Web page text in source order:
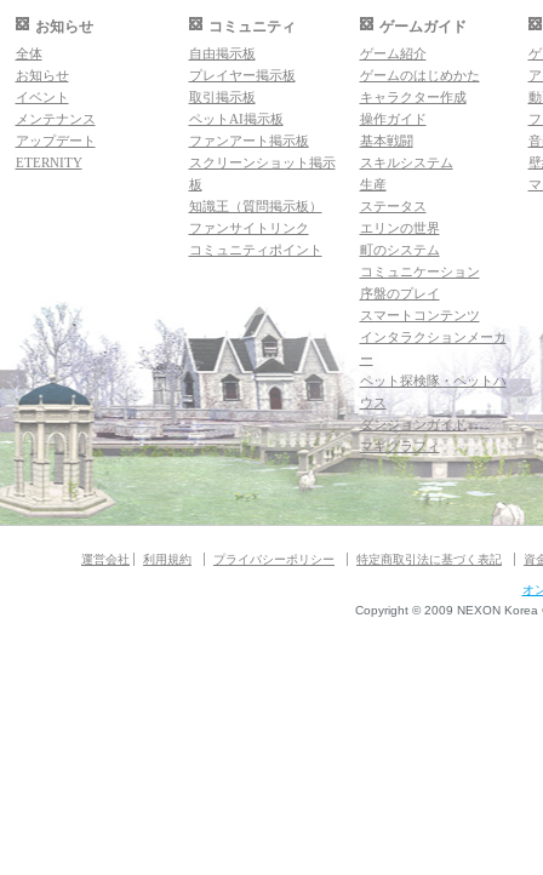
お知らせ
全体
お知らせ
イベント
メンテナンス
アップデート
ETERNITY
コミュニティ
自由掲示板
プレイヤー掲示板
取引掲示板
ペットAI掲示板
ファンアート掲示板
スクリーンショット掲示
板
知識王（質問掲示板）
ファンサイトリンク
コミュニティポイント
ゲームガイド
ゲーム紹介
ゲームのはじめかた
キャラクター作成
操作ガイド
基本戦闘
スキルシステム
生産
ステータス
エリンの世界
町のシステム
コミュニケーション
序盤のプレイ
スマートコンテンツ
インタラクションメーカ
ー
ペット探検隊・ペットハ
ウス
ダンジョンガイド
マギグラフィ
運営会社 利用規約 プライバシーポリシー 特定商取引法に基づく表記 資
オ
Copyright © 2009 NEXON Korea